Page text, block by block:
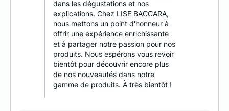
dans les dégustations et nos
explications. Chez LISE BACCARA,
nous mettons un point d'honneur à
offrir une expérience enrichissante
et à partager notre passion pour nos
produits. Nous espérons vous revoir
bientôt pour découvrir encore plus
de nos nouveautés dans notre
gamme de produits. À très bientôt !